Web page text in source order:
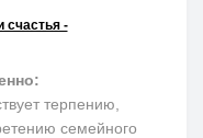
счастья -
терпению,
семейного